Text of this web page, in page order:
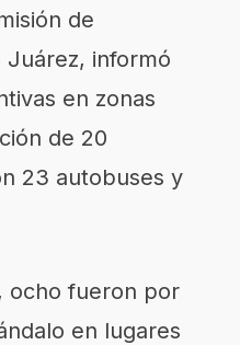
de
Juárez, informó
en zonas
de 20
23 autobuses y
ocho fueron por
en lugares